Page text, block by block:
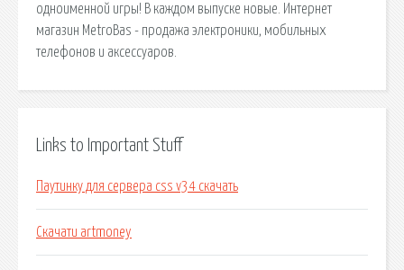
одноименной игры! В каждом выпуске новые. Интернет
магазин MetroBas - продажа электроники, мобильных
телефонов и аксессуаров.
Links to Important Stuff
Паутинку для сервера css v34 скачать
Скачати artmoney